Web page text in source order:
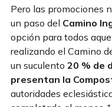
Pero las promociones
un paso del Camino
opción para todos
realizando el Camino
un suculento 20 % de
presentan la
autoridades